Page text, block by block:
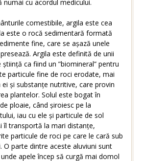
numai cu acordul medicului.
comestibile, argila este cea
este o rocă sedimentară formată
fine, care se așază unele
Argila este definită de unii
ca fiind un ”biomineral” pentru
particule fine de roci erodate, mai
și substanțe nutritive, care provin
plantelor. Solul este bogat în
ploaie, când șiroiesc pe la
iau cu ele și particule de sol
îl transportă la mari distanțe,
particule de roci pe care le cară sub
O parte dintre aceste aluviuni sunt
apele încep să curgă mai domol